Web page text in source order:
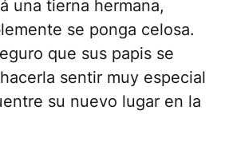
una tierna hermana,
se ponga celosa.
que sus papis se
sentir muy especial
su nuevo lugar en la